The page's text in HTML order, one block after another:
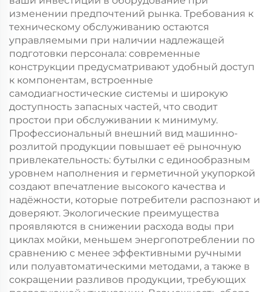
изменении предпочтений рынка. Требования к
техническому обслуживанию остаются
управляемыми при наличии надлежащей
подготовки персонала: современные
конструкции предусматривают удобный доступ
к компонентам, встроенные
самодиагностические системы и широкую
доступность запасных частей, что сводит
простои при обслуживании к минимуму.
Профессиональный внешний вид машинно-
розлитой продукции повышает её рыночную
привлекательность: бутылки с единообразным
уровнем наполнения и герметичной укупоркой
создают впечатление высокого качества и
надёжности, которые потребители распознают и
доверяют. Экологические преимущества
проявляются в снижении расхода воды при
циклах мойки, меньшем энергопотреблении по
сравнению с менее эффективными ручными
или полуавтоматическими методами, а также в
сокращении разливов продукции, требующих